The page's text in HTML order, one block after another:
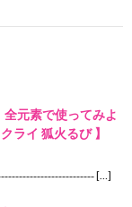
全元素で使ってみよ
ライ 狐火るび 】
[…]